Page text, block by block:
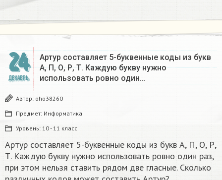
24
ДЕКАБРЬ
Артур составляет 5-буквенные коды из букв
А, П, О, Р, Т. Каждую букву нужно
использовать ровно один…
Автор: oho38260
Предмет: Информатика
Уровень: 10 - 11 класс
Артур составляет 5-буквенные коды из букв А, П, О, Р,
Т. Каждую букву нужно использовать ровно один раз,
при этом нельзя ставить рядом две гласные. Сколько